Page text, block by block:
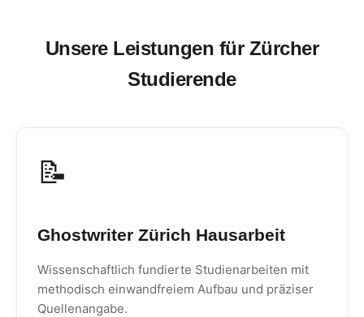
Unsere Leistungen für Zürcher
Studierende
📝
Ghostwriter Zürich Hausarbeit
Wissenschaftlich fundierte Studienarbeiten mit
methodisch einwandfreiem Aufbau und präziser
Quellenangabe.